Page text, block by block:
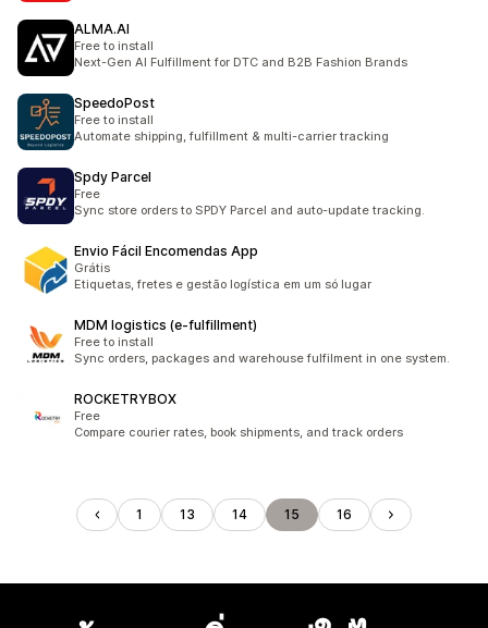
ALMA.AI
Free to install
Next-Gen AI Fulfillment for DTC and B2B Fashion Brands
SpeedoPost
Free to install
Automate shipping, fulfillment & multi-carrier tracking
Spdy Parcel
Free
Sync store orders to SPDY Parcel and auto-update tracking.
Envio Fácil Encomendas App
Grátis
Etiquetas, fretes e gestão logística em um só lugar
MDM logistics (e‑fulfillment)
Free to install
Sync orders, packages and warehouse fulfilment in one system.
ROCKETRYBOX
Free
Compare courier rates, book shipments, and track orders
1 13 14 15 16